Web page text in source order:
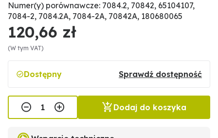
Numer(y) porównawcze: 7084.2, 70842, 65104107,
7084-2, 7084.2A, 7084-2A, 70842A, 180680065
120,66 zł
(W tym VAT)
Dostępny Sprawdź dostępność
Dodaj do koszyka